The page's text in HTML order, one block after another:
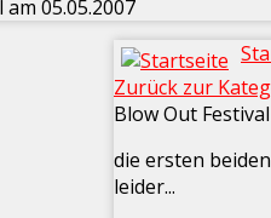
05.05.2007
Zurück zur
Blow Out
die ersten
leider...